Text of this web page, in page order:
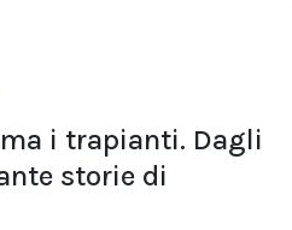
i trapianti. Dagli
storie di